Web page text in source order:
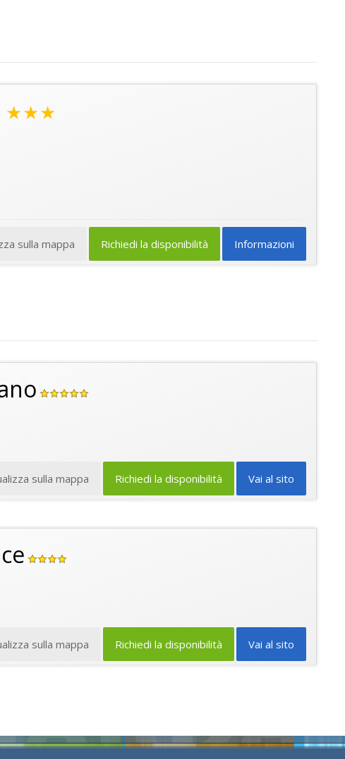
★★★
Informazioni
Richiedi la disponibilità
sulla mappa
Vai al sito
Richiedi la disponibilità
sulla mappa
Vai al sito
Richiedi la disponibilità
sulla mappa